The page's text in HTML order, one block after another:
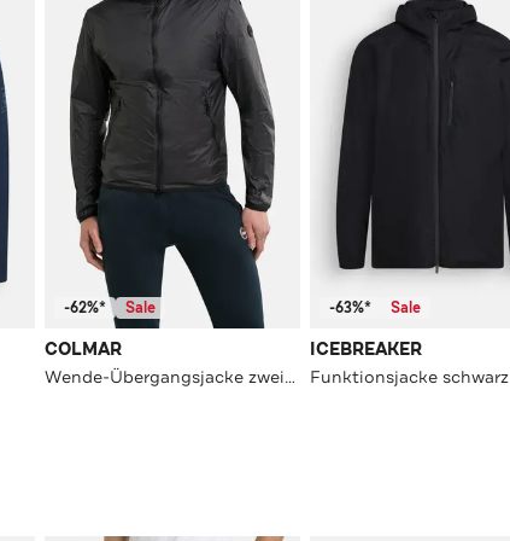
-62%* Sale
COLMAR
Wende-Übergangsjacke zweifarbig
-63%* Sale
ICEBREAKER
Funktionsjacke schwarz